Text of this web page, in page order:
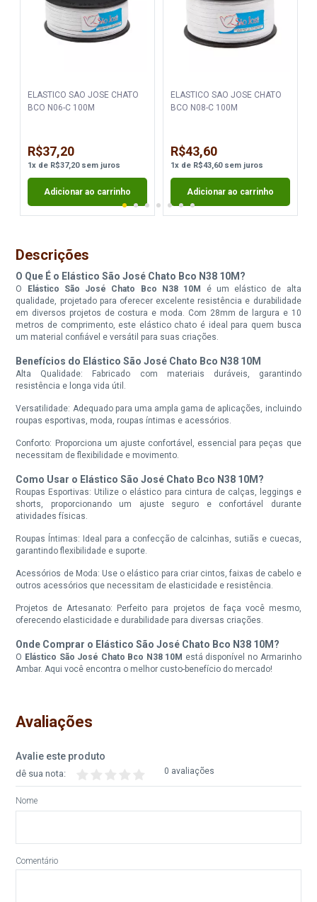
ELASTICO SAO JOSE CHATO
BCO N06-C 100M
R$37,20
1xde R$37,20sem juros
Adicionar ao carrinho
ELASTICO SAO JOSE CHATO
BCO N08-C 100M
R$43,60
1xde R$43,60sem juros
Adicionar ao carrinho
Descrições
O Que É o Elástico São José Chato Bco N38 10M?
O Elástico São José Chato Bco N38 10M é um elástico de alta
qualidade, projetado para oferecer excelente resistência e durabilidade
em diversos projetos de costura e moda. Com 28mm de largura e 10
metros de comprimento, este elástico chato é ideal para quem busca
um material confiável e versátil para suas criações.
Benefícios do Elástico São José Chato Bco N38 10M
Alta Qualidade: Fabricado com materiais duráveis, garantindo
resistência e longa vida útil.
Versatilidade: Adequado para uma ampla gama de aplicações, incluindo
roupas esportivas, moda, roupas íntimas e acessórios.
Conforto: Proporciona um ajuste confortável, essencial para peças que
necessitam de flexibilidade e movimento.
Como Usar o Elástico São José Chato Bco N38 10M?
Roupas Esportivas: Utilize o elástico para cintura de calças, leggings e
shorts, proporcionando um ajuste seguro e confortável durante
atividades físicas.
Roupas Íntimas: Ideal para a confecção de calcinhas, sutiãs e cuecas,
garantindo flexibilidade e suporte.
Acessórios de Moda: Use o elástico para criar cintos, faixas de cabelo e
outros acessórios que necessitam de elasticidade e resistência.
Projetos de Artesanato: Perfeito para projetos de faça você mesmo,
oferecendo elasticidade e durabilidade para diversas criações.
Onde Comprar o Elástico São José Chato Bco N38 10M?
O Elástico São José Chato Bco N38 10M está disponível no Armarinho
Ambar. Aqui você encontra o melhor custo-benefício do mercado!
Avaliações
Avalie este produto
0 avaliações
dê sua nota:
Nome
Comentário